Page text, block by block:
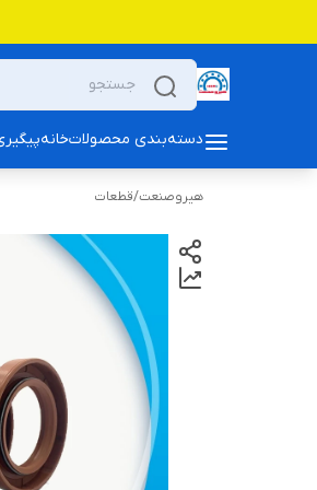
دسته‌بندی محصولاتخانه
هیروصنعت/قطعات